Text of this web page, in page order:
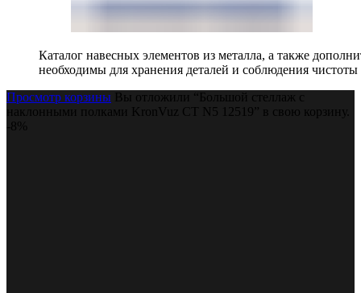
Каталог навесных элементов из металла, а также
необходимы для хранения деталей и соблюдения чистоты
Просмотр корзины Вы отложили “Большой стеллаж с
наклонными полками KronVuz СТ N5 12519” в свою корзину.
-8%